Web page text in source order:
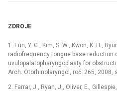
ZDROJE
1. Eun, Y. G., Kim, S. W., Kwon, K. H.,
radiofrequency tongue base reduction
uvulopalatopharyngoplasty for
Arch. Otorhinolaryngol, roč. 265, 2008,
2. Farrar, J., Ryan, J., Oliver, E.,